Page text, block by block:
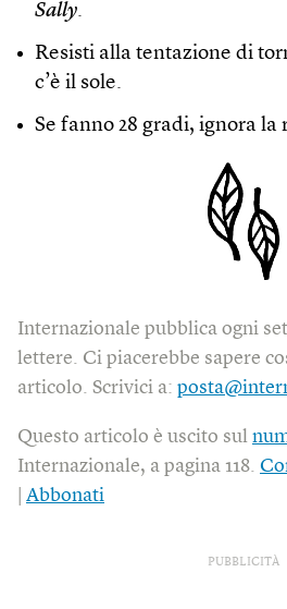
Sally.
Resisti alla tentazione di
c’è il sole.
Se fanno 28 gradi, ignora la
Internazionale pubblica ogni
lettere. Ci piacerebbe sapere
articolo. Scrivici a:
Questo articolo è uscito sul
Internazionale, a pagina 118.
Abbonati
PUBBLICITÀ